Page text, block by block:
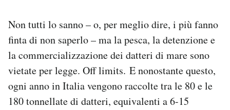
Non tutti lo sanno – o, per meglio dire, i più fanno
finta di non saperlo – ma la pesca, la detenzione e
la commercializzazione dei datteri di mare sono
vietate per legge. Off limits. E nonostante questo,
ogni anno in Italia vengono raccolte tra le 80 e le
180 tonnellate di datteri, equivalenti a 6-15